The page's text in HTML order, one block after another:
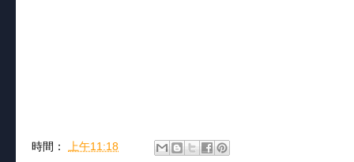
時間： 上午11:18